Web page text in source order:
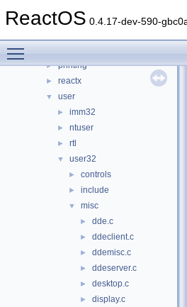
ReactOS 0.4.17-dev-590-
► drivers
► printing
► reactx
▼ user
► imm32
► ntuser
► rtl
▼ user32
► controls
► include
▼ misc
► dde.c
► ddeclient.c
► ddemisc.c
► ddeserver.c
► desktop.c
► display.c